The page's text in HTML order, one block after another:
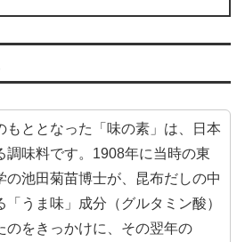
もととなった「味の素」は、日本
調味料です。1908年に当時の東
の池田菊苗博士が、昆布だしの中
「うま味」成分（グルタミン酸）
のをきっかけに、その翌年の